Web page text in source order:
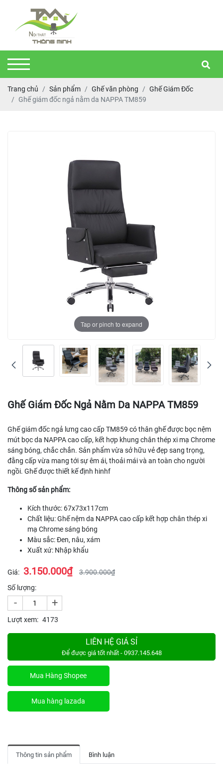
Trang chủ Sản phẩm Ghế văn phòng
Ghế Giám Đốc
Ghế giám đốc ngả nằm da NAPPA TM859
Tap or pinch to expand
Ghế Giám Đốc Ngả Nằm Da NAPPA TM859
Ghế giám đốc ngả lưng cao cấp TM859 có thân ghế được bọc nệm
mút bọc da NAPPA cao cấp, kết hợp khung chân thép xi mạ Chrome
sáng bóng, chắc chắn. Sản phẩm vừa sở hữu vẻ đẹp sang trọng,
đằng cấp vừa mang tới sự êm ái, thoải mái và an toàn cho người
ngồi. Ghế được thiết kế định hinhf
Thông số sản phẩm:
Kích thước: 67x73x117cm
Chất liệu: Ghế nệm da NAPPA cao cấp kết hợp chân thép xi
mạ Chrome sáng bóng
Màu sắc: Đen, nâu, xám
Xuất xứ: Nhập khẩu
Giá: 3.150.000₫
3.900.000₫
Số lượng:
- +
Lượt xem: 4173
LIÊN HỆ GIÁ SỈ
Để được giá tốt nhất - 0937.145.648
Mua Hàng Shopee
Mua hàng lazada
Thông tin sản phẩm Bình luận